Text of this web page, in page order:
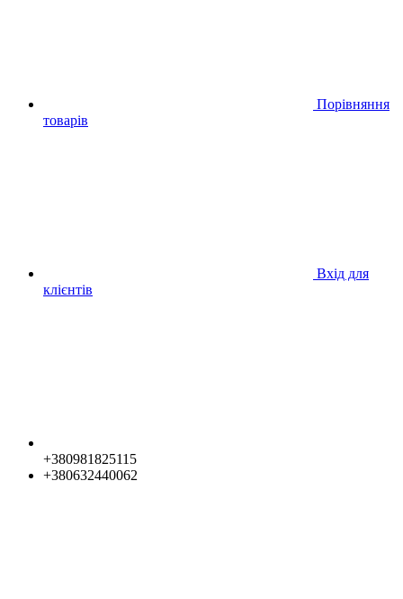
Порівняння
товарів
Вхід для
клієнтів
+380981825115
+380632440062